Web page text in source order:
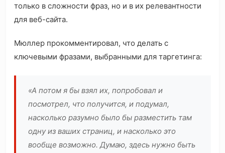
только в сложности фраз, но и в их релевантности
для веб-сайта.
Мюллер прокомментировал, что делать с
ключевыми фразами, выбранными для таргетинга:
«А потом я бы взял их, попробовал и
посмотрел, что получится, и подумал,
насколько разумно было бы разместить там
одну из ваших страниц, и насколько это
вообще возможно. Думаю, здесь нужно быть